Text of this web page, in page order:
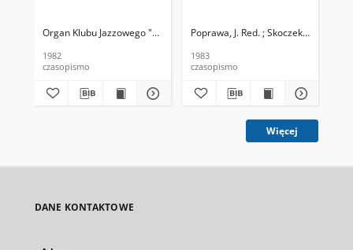
Organ Klubu Jazzowego "Rotunda" Skoczek, T. Red.
1982
czasopismo
Poprawa, J. Red. ; Skoczek T. Red.
1983
czasopismo
Więcej
DANE KONTAKTOWE